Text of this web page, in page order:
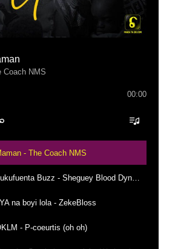
Coach NMS
00:00
- The Coach NMS
na boyi lola - ZekeBloss
- P-coeurtis (oh oh)